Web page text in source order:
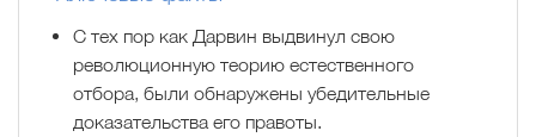
С тех пор как Дарвин выдвинул свою
революционную теорию естественного
отбора, были обнаружены убедительные
доказательства его правоты.